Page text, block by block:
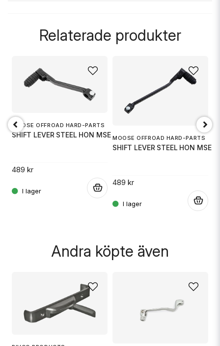
Namn
Skicka fråga
Relaterade produkter
MOOSE OFFROAD HARD-PARTS
SHIFT LEVER STEEL HON MSE
489 kr
MOOSE OFFROAD HARD-PARTS
SHIFT LEVER STEEL HON MSE
489 kr
Andra köpte även